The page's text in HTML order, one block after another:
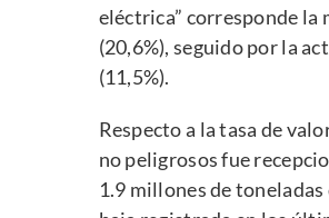
eléctrica” corresponde la
(20,6%), seguido por la
(11,5%).
Respecto a la tasa de
no peligrosos fue
1.9 millones de